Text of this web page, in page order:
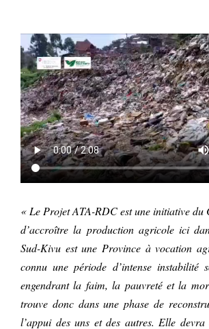
« Le Projet ATA-RDC est une initiative du
d’accroître la production agricole ici
Sud-Kivu est une Province à vocation
connu une période d’intense instabilité
engendrant la faim, la pauvreté et la
trouve donc dans une phase de
l’appui des uns et des autres. Elle